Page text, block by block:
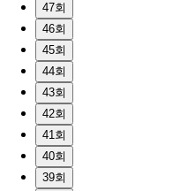
47회
46회
45회
44회
43회
42회
41회
40회
39회